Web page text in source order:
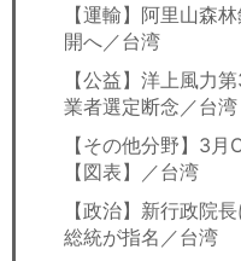
【運輸】阿里山森
開へ／台湾
【公益】洋上風力
業者選定断念／台湾
【その他分野】3
【図表】／台湾
【政治】新行政院
総統が指名／台湾